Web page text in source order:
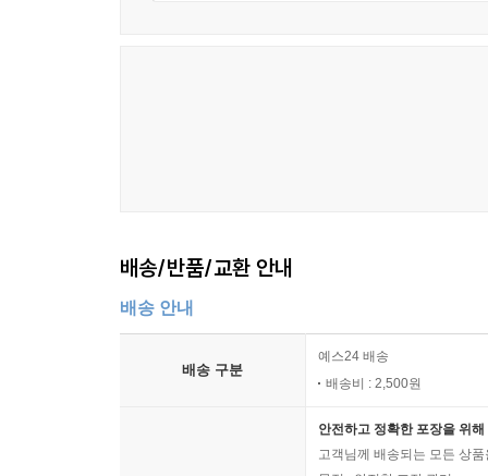
배송/반품/교환 안내
배송 안내
배송 구분
예스24 배송
배송비 : 2,500원
안전하고 정확한 포장을 위
고객님께 배송되는 모든 상